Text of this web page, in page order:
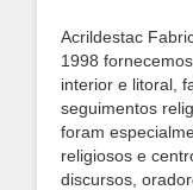
Acrildestac
1998
interior e litoral,
seguimentos
foram
religiosos e
discursos,